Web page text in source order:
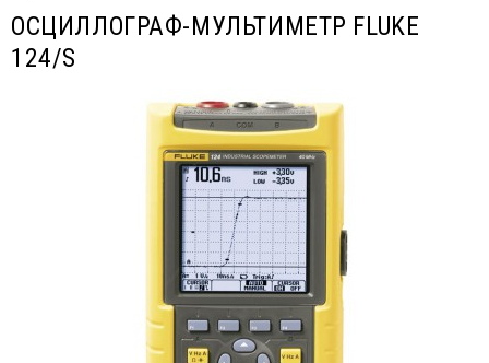
ОСЦИЛЛОГРАФ-МУЛЬТИМЕТР FLUKE
124/S